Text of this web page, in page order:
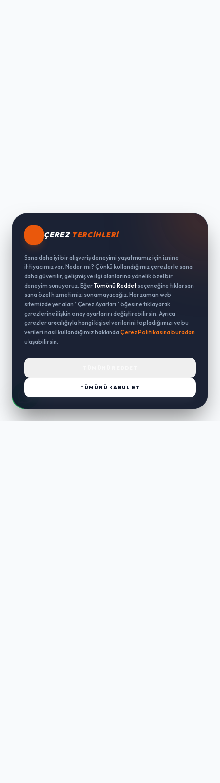
ÇEREZ TERCIHLERI
Sana daha iyi bir alışveriş deneyimi yaşatmamız için iznine
ihtiyacımız var. Neden mi? Çünkü kullandığımız çerezlerle sana
daha güvenilir, gelişmiş ve ilgi alanlarına yönelik özel bir
deneyim sunuyoruz. EğerTümünü Reddet seçeneğine tıklarsan
sana özel hizmetimizi sunamayacağız. Her zaman web
sitemizde yer alan “Çerez Ayarları” öğesine tıklayarak
çerezlerine ilişkin onay ayarlarını değiştirebilirsin. Ayrıca
çerezler aracılığıyla hangi kişisel verilerini topladığımızı ve bu
verileri nasıl kullandığımız hakkında Çerez Politikasına buradan
ulaşabilirsin.
TÜMÜNÜ KABUL ET